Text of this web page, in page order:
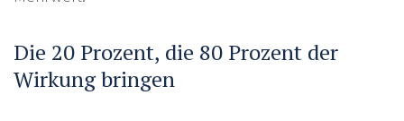
Die 20 Prozent, die 80 Prozent der
Wirkung bringen